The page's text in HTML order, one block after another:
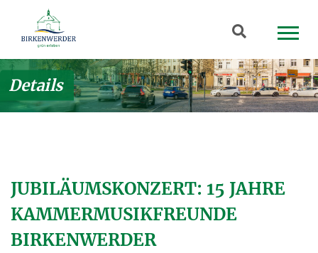
Zum Hauptinhalt springen
Suchbegriff
Details
JUBILÄUMSKONZERT: 15 JAHRE
KAMMERMUSIKFREUNDE
BIRKENWERDER